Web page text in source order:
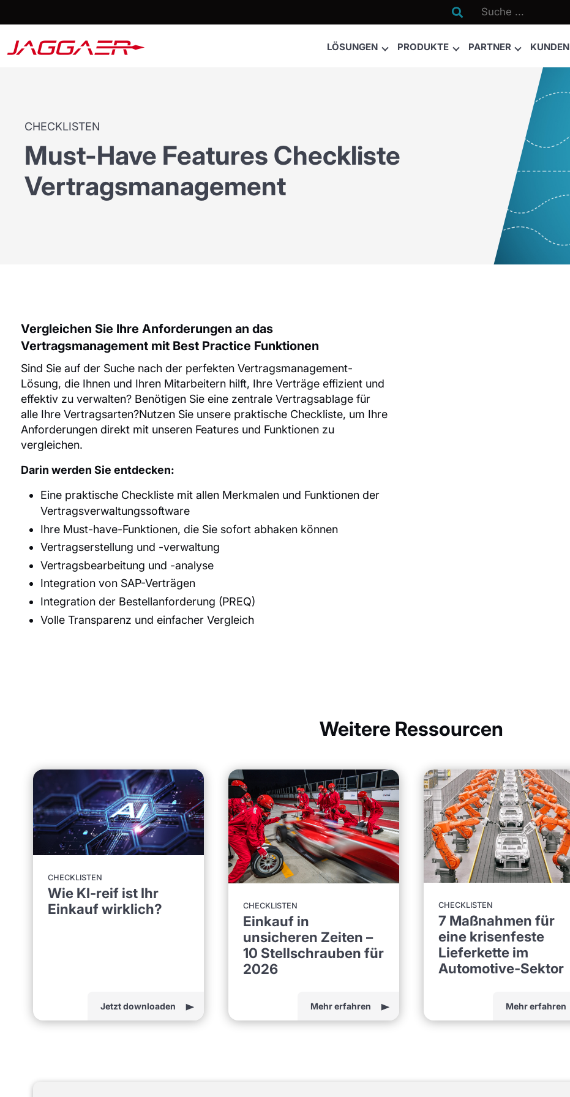

LÖSUNGEN PRODUKTE PARTNER KUNDEN
CHECKLISTEN
Must-Have Features Checkliste
Vertragsmanagement
Vergleichen Sie Ihre Anforderungen an das
Vertragsmanagement mit Best Practice Funktionen
Sind Sie auf der Suche nach der perfekten Vertragsmanagement-
Lösung, die Ihnen und Ihren Mitarbeitern hilft, Ihre Verträge effizient und
effektiv zu verwalten? Benötigen Sie eine zentrale Vertragsablage für
alle Ihre Vertragsarten?Nutzen Sie unsere praktische Checkliste, um Ihre
Anforderungen direkt mit unseren Features und Funktionen zu
vergleichen.
Darin werden Sie entdecken:
Eine praktische Checkliste mit allen Merkmalen und Funktionen der
Vertragsverwaltungssoftware
Ihre Must-have-Funktionen, die Sie sofort abhaken können
Vertragserstellung und -verwaltung
Vertragsbearbeitung und -analyse
Integration von SAP-Verträgen
Integration der Bestellanforderung (PREQ)
Volle Transparenz und einfacher Vergleich
Weitere Ressourcen
CHECKLISTEN
Wie KI-reif ist Ihr
Einkauf wirklich?
Jetzt downloaden
CHECKLISTEN
Einkauf in
unsicheren Zeiten –
10 Stellschrauben für
2026
Mehr erfahren
CHECKLISTEN
7 Maßnahmen für
eine krisenfeste
Lieferkette im
Automotive-Sektor
Mehr erfahren